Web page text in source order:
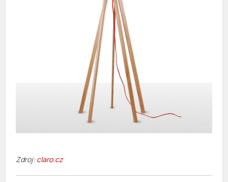
Zdroj:claro.cz